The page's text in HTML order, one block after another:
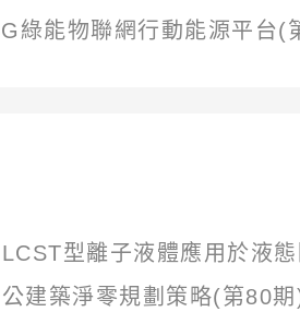
綠能物聯網行動能源平台(
型離子液體應用於液
建築淨零規劃策略(第80期